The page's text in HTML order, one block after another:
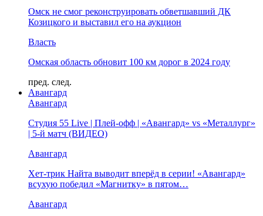
Омск не смог реконструировать обветшавший ДК
Козицкого и выставил его на аукцион
Власть
Омская область обновит 100 км дорог в 2024 году
пред. след.
Авангард
Авангард
Студия 55 Live | Плей-офф | «Авангард» vs «Металлург»
| 5-й матч (ВИДЕО)
Авангард
Хет-трик Найта выводит вперёд в серии! «Авангард»
всухую победил «Магнитку» в пятом…
Авангард